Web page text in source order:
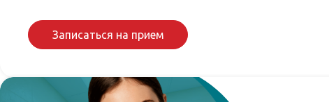
Записаться на прием